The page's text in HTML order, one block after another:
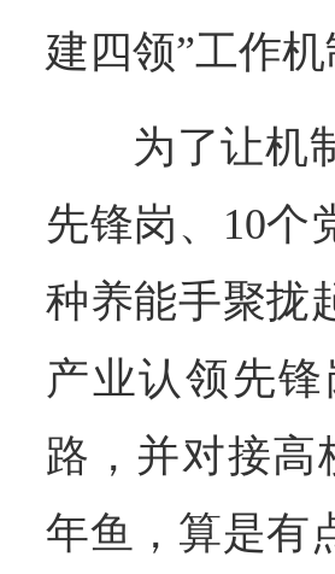
建四领”工作机
为了让机
先锋岗、10个
种养能手聚拢
产业认领先
路，并对接高
年鱼，算是有